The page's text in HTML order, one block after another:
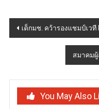
Post
navigation
เด็กมช. คว้ารองแชมป์เว
สมาคม
You May Also